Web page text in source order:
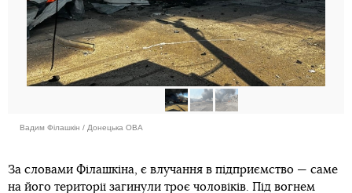
Вадим Філашкін / Донецька ОВА
За словами Філашкіна, є влучання в підприємство — саме
на його території загинули троє чоловіків. Під вогнем